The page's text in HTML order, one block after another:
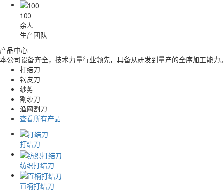
100
余人
生产团队
产品中心
本公司设备齐全，技术力量行业领先，具备从研发到量产的全序加工能力。
打结刀
钢皮刀
纱剪
割纱刀
渔网割刀
查看所有产品
打结刀
纺织打结刀
直柄打结刀